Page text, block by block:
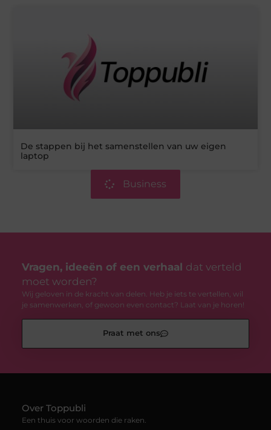
De stappen bij het samenstellen van uw eigen
laptop
Business
Vragen, ideeën of een verhaal dat verteld
moet worden?
Wij geloven in de kracht van delen. Heb je iets te vertellen, wil
je samenwerken, of gewoon even contact? Laat van je horen!
Praat met ons
Over Toppubli
Een thuis voor woorden die raken.